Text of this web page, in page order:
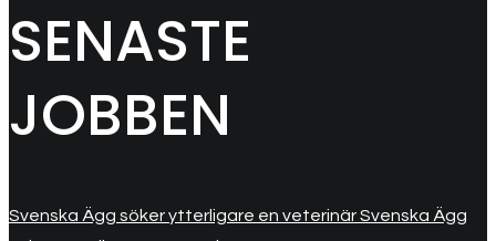
SENASTE
JOBBEN
Svenska Ägg söker ytterligare en veterinär Svenska Ägg